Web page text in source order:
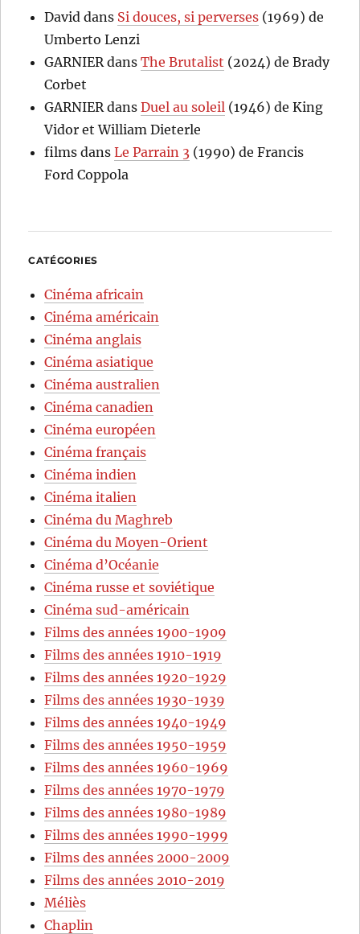
David dans Si douces, si perverses (1969) de
Umberto Lenzi
GARNIER dansThe Brutalist (2024) de Brady
Corbet
GARNIER dansDuel au soleil (1946) de King
Vidor et William Dieterle
films dansLe Parrain 3 (1990) de Francis
Ford Coppola
CATÉGORIES
Cinéma africain
Cinéma américain
Cinéma anglais
Cinéma asiatique
Cinéma australien
Cinéma canadien
Cinéma européen
Cinéma français
Cinéma indien
Cinéma italien
Cinéma du Maghreb
Cinéma du Moyen-Orient
Cinéma d’Océanie
Cinéma russe et soviétique
Cinéma sud-américain
Films des années 1900-1909
Films des années 1910-1919
Films des années 1920-1929
Films des années 1930-1939
Films des années 1940-1949
Films des années 1950-1959
Films des années 1960-1969
Films des années 1970-1979
Films des années 1980-1989
Films des années 1990-1999
Films des années 2000-2009
Films des années 2010-2019
Méliès
Chaplin